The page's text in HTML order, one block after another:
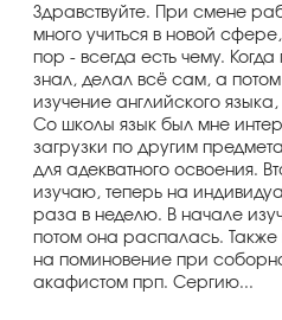
Здравствуйте. При смене
много учиться в новой
пор - всегда есть чему.
знал, делал всё сам, а
изучение английского
Со школы язык был мне
загрузки по другим
для адекватного освоения.
изучаю, теперь на
раза в неделю. В начале
потом она распалась.
на поминовение при
акафистом прп. Сергию...